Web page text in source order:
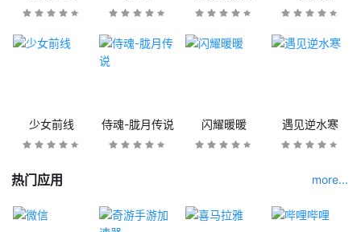
少女前线 侍魂-胧月传说 闪耀暖暖 遇见逆水寒
热门应用 more...